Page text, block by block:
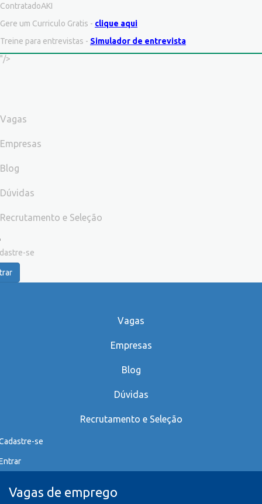
ContratadoAKI
Gere um Curriculo Gratis - clique aqui
Treine para entrevistas - Simulador de entrevista
"/>
Vagas
Empresas
Blog
Dúvidas
Recrutamento e Seleção
se
Vagas
Empresas
Blog
Dúvidas
Recrutamento e Seleção
se
Vagas de emprego